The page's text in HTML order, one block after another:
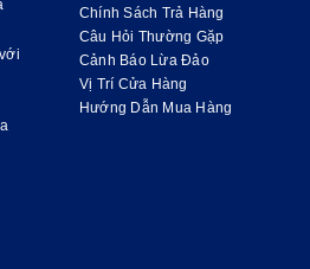
Chính Sách Trả Hàng
Câu Hỏi Thường Gặp
Cảnh Báo Lừa Đảo
Vị Trí Cửa Hàng
Hướng Dẫn Mua Hàng